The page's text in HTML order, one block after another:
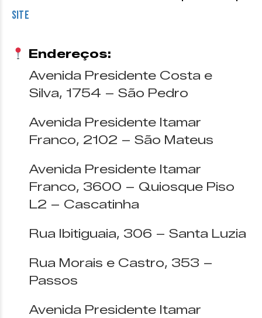
Site
Endereços:
Avenida Presidente Costa e
Silva, 1754 – São Pedro
Avenida Presidente Itamar
Franco, 2102 – São Mateus
Avenida Presidente Itamar
Franco, 3600 – Quiosque Piso
L2 – Cascatinha
Rua Ibitiguaia, 306 – Santa Luzia
Rua Morais e Castro, 353 –
Passos
Avenida Presidente Itamar